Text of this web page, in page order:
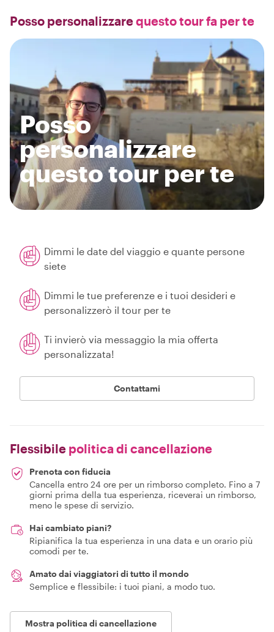
Posso personalizzarequesto tour fa per te
Posso
personalizzare
questo tour per te
Dimmi le date del viaggio e quante persone
siete
Dimmi le tue preferenze e i tuoi desideri e
personalizzerò il tour per te
Ti invierò via messaggio la mia offerta
personalizzata!
Contattami
Flessibile politica di cancellazione
Prenota con fiducia
Cancella entro 24 ore per un rimborso completo. Fino a 7
giorni prima della tua esperienza, riceverai un rimborso,
meno le spese di servizio.
Hai cambiato piani?
Ripianifica la tua esperienza in una data e un orario più
comodi per te.
Amato dai viaggiatori di tutto il mondo
Semplice e flessibile: i tuoi piani, a modo tuo.
Mostra politica di cancellazione